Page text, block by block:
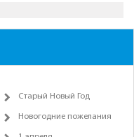
Старый Новый Год
Новогодние пожелания